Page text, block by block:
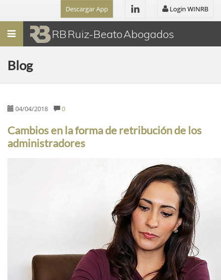
Descargar App Login WINRB
Menú RB Ruiz-Beato Abogados
Blog
04/04/2018 0
Cambios en la forma de retribución de los
administradores